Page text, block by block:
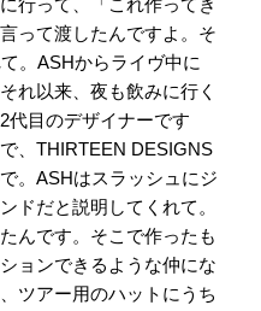
行って、「これ作ってき
って渡したんですよ。そ
。ASHからライヴ中に
れ以来、夜も飲みに行く
代目のデザイナーです
、THIRTEEN DESIGNS
。ASHはスラッシュにジ
ドだと説明してくれて。
んです。そこで作ったも
ョンできるような仲にな
ツアー用のハットにうち